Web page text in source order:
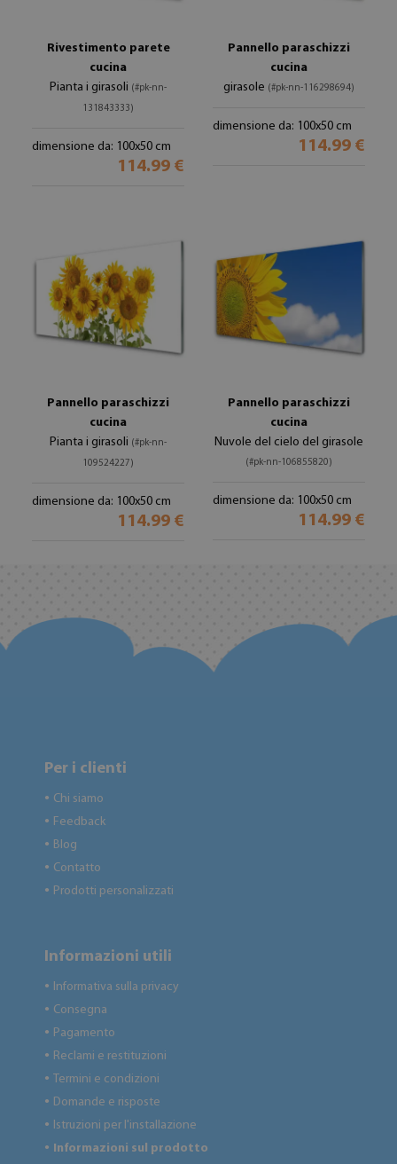
Rivestimento parete
cucina
Pianta i girasoli (#pk-nn-
131843333)
dimensione da: 100x50 cm
114.99 €
Pannello paraschizzi
cucina
girasole (#pk-nn-116298694)
dimensione da: 100x50 cm
114.99 €
Pannello paraschizzi
cucina
Pianta i girasoli (#pk-nn-
109524227)
dimensione da: 100x50 cm
114.99 €
Pannello paraschizzi
cucina
Nuvole del cielo del girasole
(#pk-nn-106855820)
dimensione da: 100x50 cm
114.99 €
Per i clienti
● Chi siamo
● Feedback
● Blog
● Contatto
● Prodotti personalizzati
Informazioni utili
● Informativa sulla privacy
● Consegna
● Pagamento
● Reclami e restituzioni
● Termini e condizioni
● Domande e risposte
● Istruzioni per l'installazione
● Informazioni sul prodotto